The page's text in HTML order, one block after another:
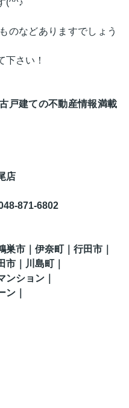
のなどありますでしょう
下さい！
戸建ての不動産情報満載
店
871-6802
巣市｜伊奈町 ｜行田市
市 川島町
ンション｜
ン｜